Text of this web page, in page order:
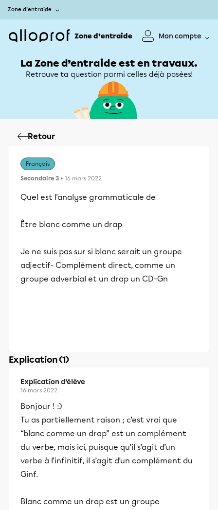
Zone d’entraide
Zone d’entraide Mon compte
La Zone d’entraide est en travaux.
Retrouve ta question parmi celles déjà posées!
Retour
Français
Secondaire 3 • 16 mars 2022
Quel est l'analyse grammaticale de
Être blanc comme un drap
Je ne suis pas sur si blanc serait un groupe
adjectif- Complément direct, comme un
groupe adverbial et un drap un CD-Gn
Explication (1)
Explication d’élève
16 mars 2022
Bonjour ! :)
Tu as partiellement raison ; c’est vrai que
“blanc comme un drap” est un complément
du verbe, mais ici, puisque qu’il s’agit d’un
verbe à l’infinitif, il s’agit d’un complément du
Ginf.
Blanc comme un drap est un groupe